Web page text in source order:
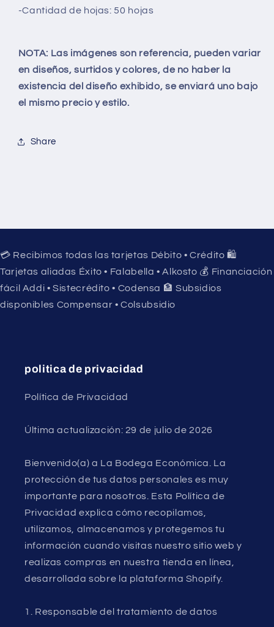
-Cantidad de hojas: 50 hojas
NOTA: Las imágenes son referencia, pueden variar
en diseños, surtidos y colores, de no haber la
existencia del diseño exhibido, se enviará uno bajo
el mismo precio y estilo.
Share
💳 Recibimos todas las tarjetas Débito • Crédito 🛍️
Tarjetas aliadas Éxito • Falabella • Alkosto 💰 Financiación
fácil Addi • Sistecrédito • Codensa 🏦 Subsidios
disponibles Compensar • Colsubsidio
politica de privacidad
Política de Privacidad
Última actualización: 29 de julio de 2026
Bienvenido(a) a La Bodega Económica. La
protección de tus datos personales es muy
importante para nosotros. Esta Política de
Privacidad explica cómo recopilamos,
utilizamos, almacenamos y protegemos tu
información cuando visitas nuestro sitio web y
realizas compras en nuestra tienda en línea,
desarrollada sobre la plataforma Shopify.
1. Responsable del tratamiento de datos